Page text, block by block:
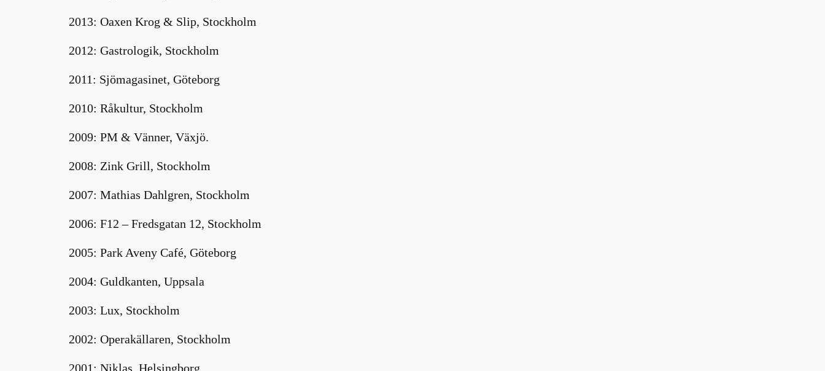
2013: Oaxen Krog & Slip, Stockholm
2012: Gastrologik, Stockholm
2011: Sjömagasinet, Göteborg
2010: Råkultur, Stockholm
2009: PM & Vänner, Växjö.
2008: Zink Grill, Stockholm
2007: Mathias Dahlgren, Stockholm
2006: F12 – Fredsgatan 12, Stockholm
2005: Park Aveny Café, Göteborg
2004: Guldkanten, Uppsala
2003: Lux, Stockholm
2002: Operakällaren, Stockholm
2001: Niklas, Helsingborg